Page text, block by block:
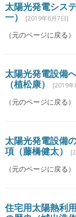
太陽光発電シス
一）
[2019年6月7日]
（元のページに戻る
太陽光発電設備
（植松康）
[2019
（元のページに戻る
太陽光発電設備
項（藤橋健太）
（元のページに戻る
住宅用太陽熱利